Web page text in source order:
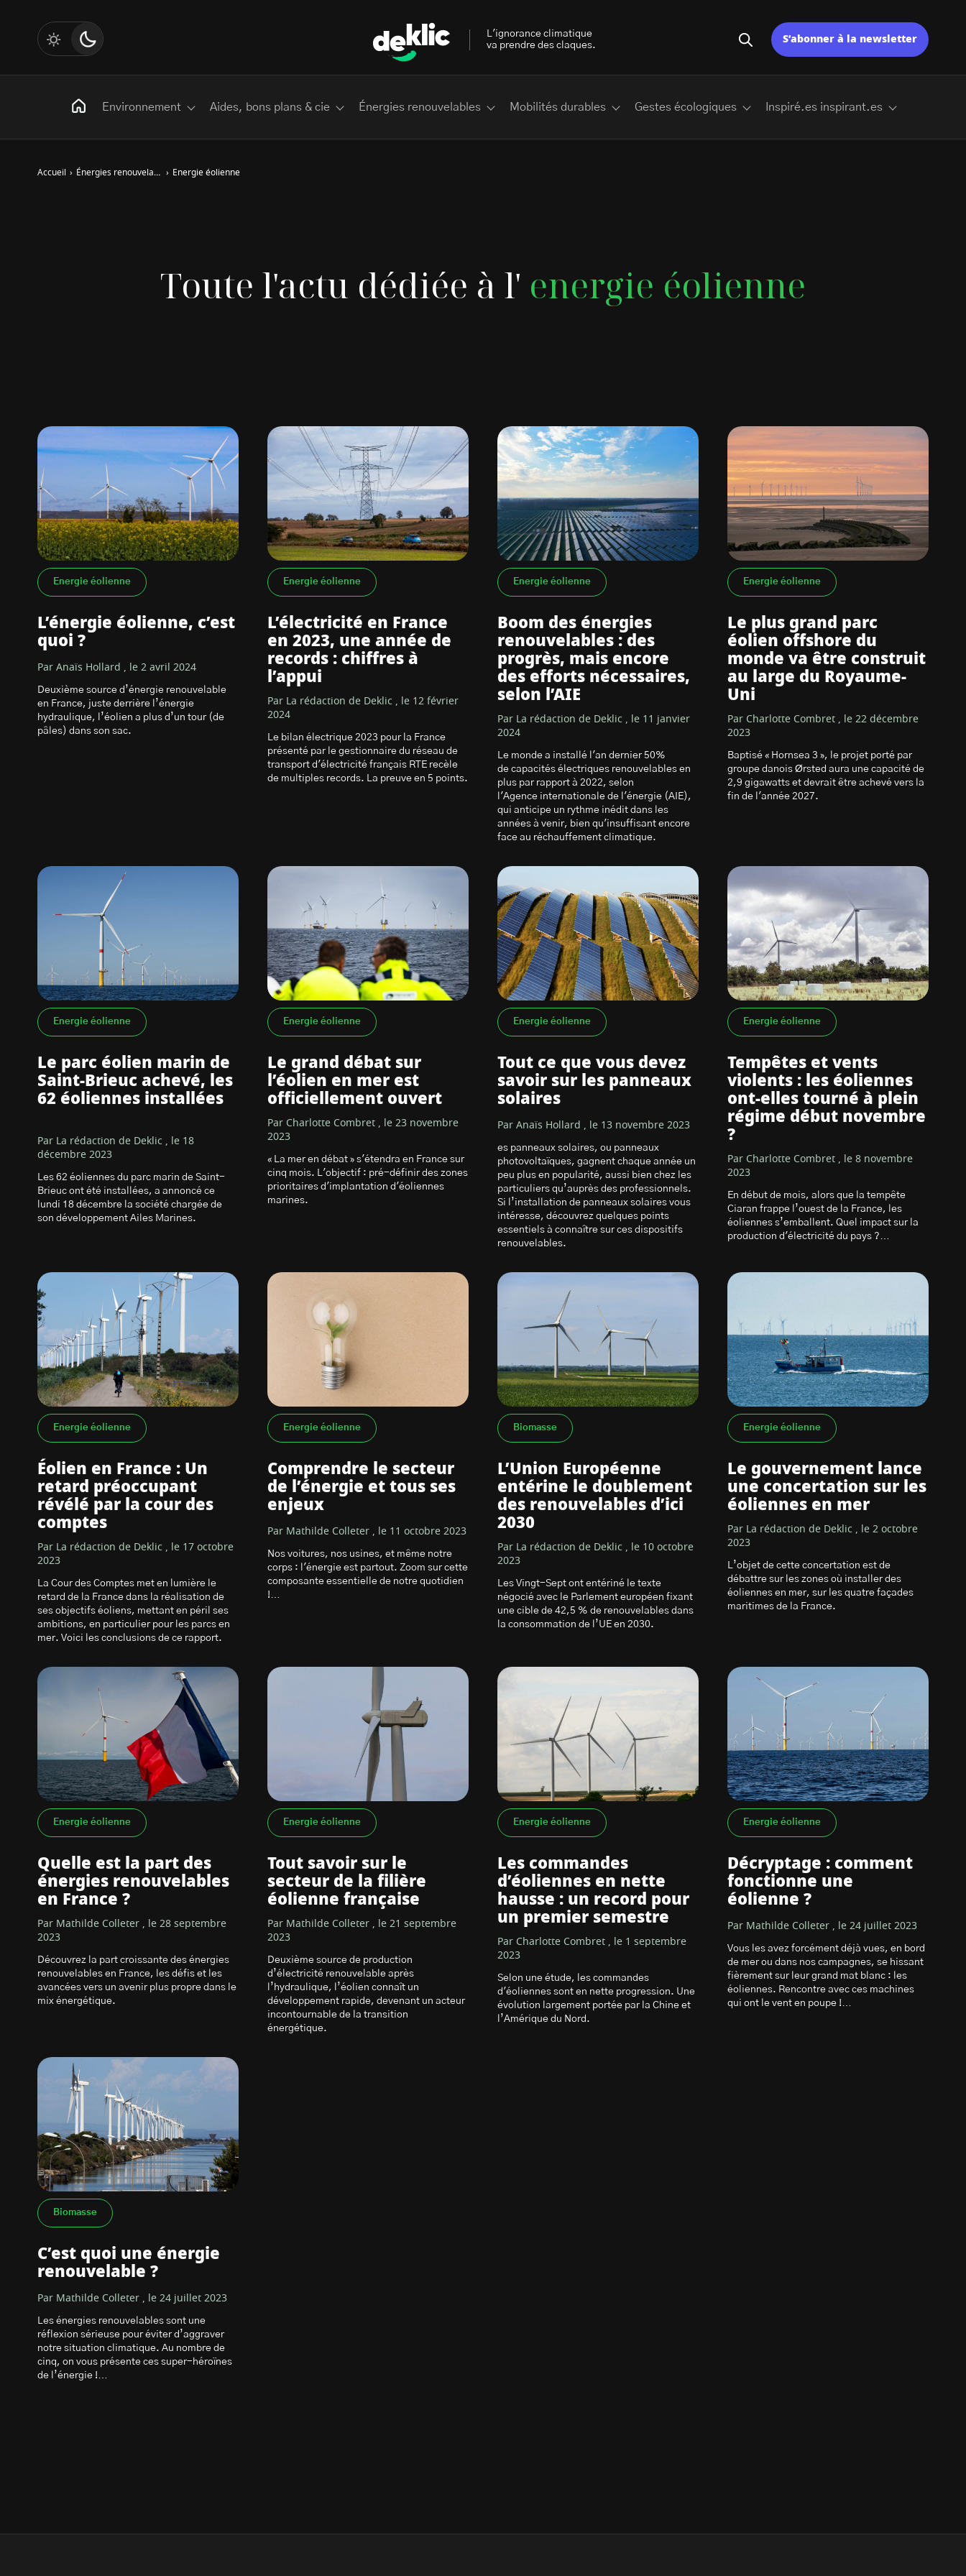
Accueil › Énergies renouvelables › Energie éolienne
Toute l'actu dédiée à l' energie éolienne
Energie éolienne
L’énergie éolienne, c’est
quoi ?
Par Anaïs Hollard , le 2 avril 2024
Deuxième source d’énergie renouvelable
en France, juste derrière l’énergie
hydraulique, l’éolien a plus d’un tour (de
pâles) dans son sac.
Energie éolienne
L’électricité en France
en 2023, une année de
records : chiffres à
l’appui
Par La rédaction de Deklic , le 12 février
2024
Le bilan électrique 2023 pour la France
présenté par le gestionnaire du réseau de
transport d'électricité français RTE recèle
de multiples records. La preuve en 5 points.
Energie éolienne
Boom des énergies
renouvelables : des
progrès, mais encore
des efforts nécessaires,
selon l’AIE
Par La rédaction de Deklic , le 11 janvier
2024
Le monde a installé l'an dernier 50%
de capacités électriques renouvelables en
plus par rapport à 2022, selon
l'Agence internationale de l'énergie (AIE),
qui anticipe un rythme inédit dans les
années à venir, bien qu'insuffisant encore
face au réchauffement climatique.
Energie éolienne
Le plus grand parc
éolien offshore du
monde va être construit
au large du Royaume-
Uni
Par Charlotte Combret , le 22 décembre
2023
Baptisé « Hornsea 3 », le projet porté par
groupe danois Ørsted aura une capacité de
2,9 gigawatts et devrait être achevé vers la
fin de l'année 2027.
Energie éolienne
Le parc éolien marin de
Saint-Brieuc achevé, les
62 éoliennes installées
Par La rédaction de Deklic , le 18
décembre 2023
Les 62 éoliennes du parc marin de Saint-
Brieuc ont été installées, a annoncé ce
lundi 18 décembre la société chargée de
son développement Ailes Marines.
Energie éolienne
Le grand débat sur
l’éolien en mer est
officiellement ouvert
Par Charlotte Combret , le 23 novembre
2023
« La mer en débat » s'étendra en France sur
cinq mois. L'objectif : pré-définir des zones
prioritaires d'implantation d'éoliennes
marines.
Energie éolienne
Tout ce que vous devez
savoir sur les panneaux
solaires
Par Anaïs Hollard , le 13 novembre 2023
es panneaux solaires, ou panneaux
photovoltaïques, gagnent chaque année un
peu plus en popularité, aussi bien chez les
particuliers qu’auprès des professionnels.
Si l’installation de panneaux solaires vous
intéresse, découvrez quelques points
essentiels à connaître sur ces dispositifs
renouvelables.
Energie éolienne
Tempêtes et vents
violents : les éoliennes
ont-elles tourné à plein
régime début novembre
?
Par Charlotte Combret , le 8 novembre
2023
En début de mois, alors que la tempête
Ciaran frappe l’ouest de la France, les
éoliennes s’emballent. Quel impact sur la
production d'électricité du pays ?…
Energie éolienne
Éolien en France : Un
retard préoccupant
révélé par la cour des
comptes
Par La rédaction de Deklic , le 17 octobre
2023
La Cour des Comptes met en lumière le
retard de la France dans la réalisation de
ses objectifs éoliens, mettant en péril ses
ambitions, en particulier pour les parcs en
mer. Voici les conclusions de ce rapport.
Energie éolienne
Comprendre le secteur
de l’énergie et tous ses
enjeux
Par Mathilde Colleter , le 11 octobre 2023
Nos voitures, nos usines, et même notre
corps : l'énergie est partout. Zoom sur cette
composante essentielle de notre quotidien
!…
Biomasse
L’Union Européenne
entérine le doublement
des renouvelables d’ici
2030
Par La rédaction de Deklic , le 10 octobre
2023
Les Vingt-Sept ont entériné le texte
négocié avec le Parlement européen fixant
une cible de 42,5 % de renouvelables dans
la consommation de l’UE en 2030.
Energie éolienne
Le gouvernement lance
une concertation sur les
éoliennes en mer
Par La rédaction de Deklic , le 2 octobre
2023
L’objet de cette concertation est de
débattre sur les zones où installer des
éoliennes en mer, sur les quatre façades
maritimes de la France.
Energie éolienne
Quelle est la part des
énergies renouvelables
en France ?
Par Mathilde Colleter , le 28 septembre
2023
Découvrez la part croissante des énergies
renouvelables en France, les défis et les
avancées vers un avenir plus propre dans le
mix énergétique.
Energie éolienne
Tout savoir sur le
secteur de la filière
éolienne française
Par Mathilde Colleter , le 21 septembre
2023
Deuxième source de production
d’électricité renouvelable après
l’hydraulique, l’éolien connaît un
développement rapide, devenant un acteur
incontournable de la transition
énergétique.
Energie éolienne
Les commandes
d’éoliennes en nette
hausse : un record pour
un premier semestre
Par Charlotte Combret , le 1 septembre
2023
Selon une étude, les commandes
d'éoliennes sont en nette progression. Une
évolution largement portée par la Chine et
l’Amérique du Nord.
Energie éolienne
Décryptage : comment
fonctionne une
éolienne ?
Par Mathilde Colleter , le 24 juillet 2023
Vous les avez forcément déjà vues, en bord
de mer ou dans nos campagnes, se hissant
fièrement sur leur grand mat blanc : les
éoliennes. Rencontre avec ces machines
qui ont le vent en poupe !…
Biomasse
C’est quoi une énergie
renouvelable ?
Par Mathilde Colleter , le 24 juillet 2023
Les énergies renouvelables sont une
réflexion sérieuse pour éviter d’aggraver
notre situation climatique. Au nombre de
cinq, on vous présente ces super-héroïnes
de l’énergie !…
L'ignorance climatique
va prendre des claques.
S’abonner à la newsletter
Environnement Aides, bons plans & cie Énergies renouvelables Mobilités durables Gestes écologiques Inspiré.es inspirant.es